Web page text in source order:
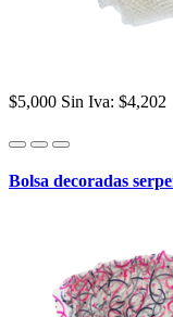
$5,000 Sin Iva: $4,202
Bolsa decoradas